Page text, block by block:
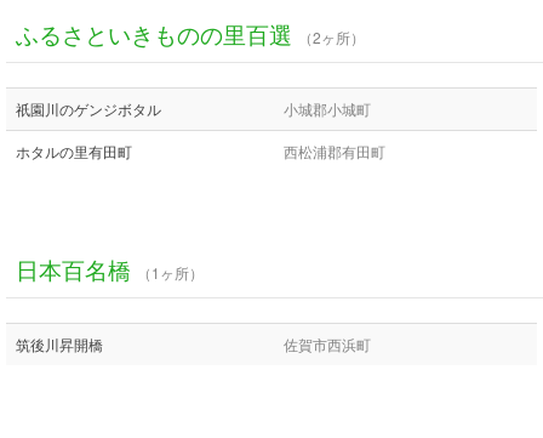
ふるさといきものの里百選 （2ヶ所）
祇園川のゲンジボタル 小城郡小城町
ホタルの里有田町 西松浦郡有田町
日本百名橋 （1ヶ所）
筑後川昇開橋 佐賀市西浜町